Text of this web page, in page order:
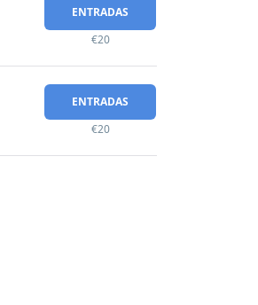
ENTRADAS
€20
ENTRADAS
€20